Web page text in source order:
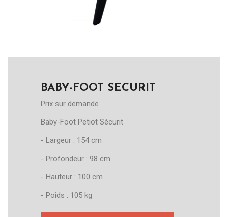
BABY-FOOT SECURIT
Prix sur demande
Baby-Foot Petiot Sécurit
- Largeur : 154 cm
- Profondeur : 98 cm
- Hauteur : 100 cm
- Poids : 105 kg